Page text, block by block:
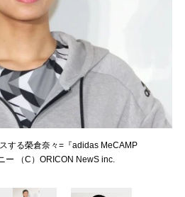
する榮倉奈々=『adidas MeCAMP
ー （C）ORICON NewS inc.